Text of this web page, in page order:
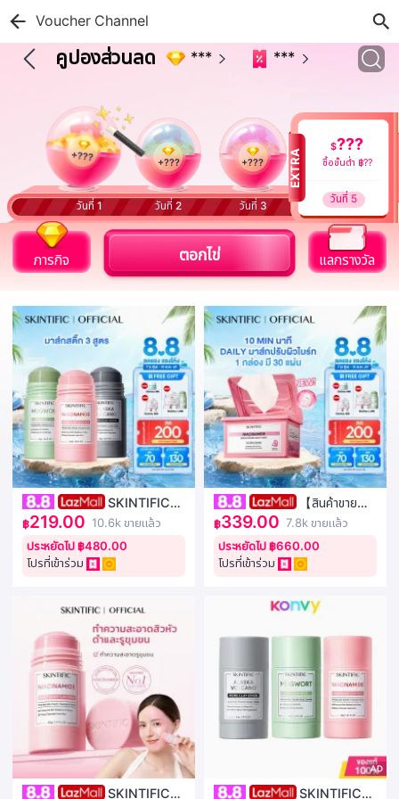
Voucher Channel
คูปองส่วนลด *** ***
+???
วันที่ 1
+???
วันที่ 2
+???
วันที่ 3
+???
วันที่ 4
EXTRA
$???
ซื้อขั้นต่ำ ฿??
วันที่ 5
ภารกิจ ตอกไข่ แลกรางวัล
SKINTIFIC
Clay Mask Mugwort สิว
เคลย์มาส์กสติ๊ก 40g + อลาสก้า
โวลคาโน ดีพ พอร์ คลีนซิ่ง มาส์ก
฿219.00 10.6k ขายแล้ว
ประหยัดไป ฿480.00
โปรที่เข้าร่วม
SKINTIFIC
【สินค้าขาย
ดี】SKINTIFIC มอยส์ หน้ากาก
บำรุงผิวขาวใส ด้วย
Niacinamide สำหรับการใช้งาน
ใส มาคร์คหน้า【1 กล่อง มี 30
฿339.00 7.8k ขายแล้ว
ประหยัดไป ฿660.00
โปรที่เข้าร่วม
SKINTIFIC